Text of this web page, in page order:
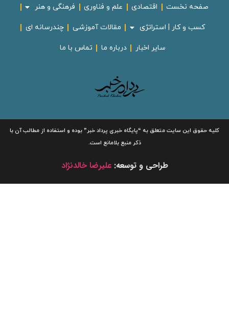
صفحه نخست اقتصادی علم و فناوری فرهنگی و هنر
کسب و کار | استراتژی مقالات آموزشی چندرسانه ای
سایر اخبار درباره ما تماس با ما
کلیه حقوق این سایت متعلق به“پایگاه خبریپرداد خبر”بوده و استفاده از مطالب آن با
ذکر منبع بلامانع است.
طراحی و توسعه:علیرضا خالدنژاد